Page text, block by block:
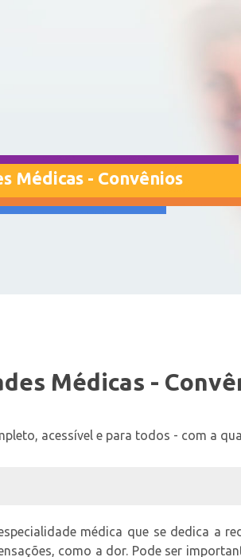
Médicas - Convênios
Médicas -
acessível e para todos - com a
médica que se dedica a
como a dor. Pode ser